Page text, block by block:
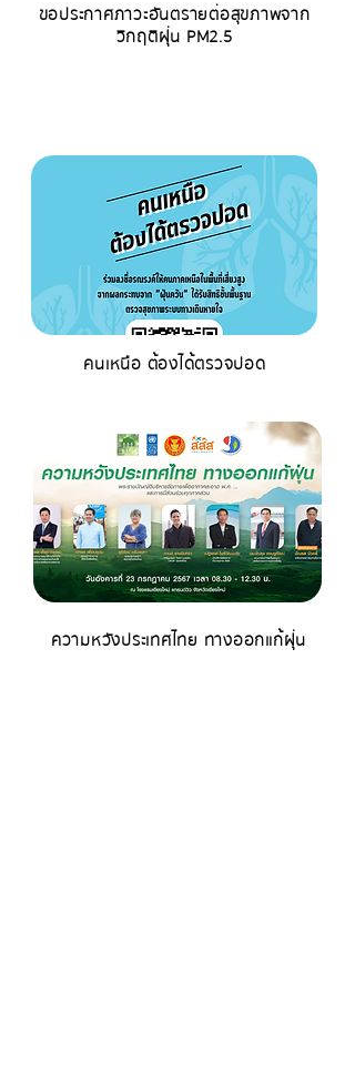
ขอประกาศภาวะอันตรายต่อสุขภาพจาก
วิกฤติฝุ่น PM2.5
คนเหนือ ต้องได้ตรวจปอด
ความหวังประเทศไทย ทางออกแก้ฝุ่น